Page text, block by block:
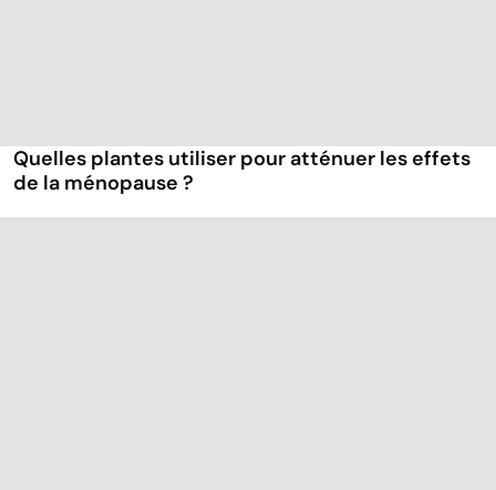
Quelles plantes utiliser pour atténuer les effets
de la ménopause ?